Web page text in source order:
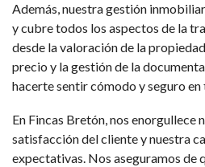
Además, nuestra gestión
y cubre todos los aspectos de la
desde la valoración de la
precio y la gestión de la
hacerte sentir cómodo y seguro
En Fincas Bretón, nos enorgullece
satisfacción del cliente y nuestra
expectativas. Nos aseguramos de